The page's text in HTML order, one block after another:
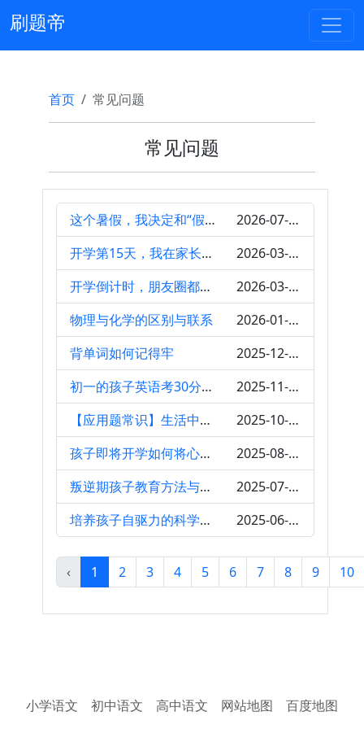
刷题帝
首页 常见问题
常见问题
这个暑假，我决定和“假努力”分手了
2026-07-12
开学第15天，我在家长群发了一段语音，结果半夜12点还有37个妈妈私聊我……
2026-03-15
开学倒计时，朋友圈都在哀嚎，我想说点不一样的
2026-03-04
物理与化学的区别与联系
2026-01-04
背单词如何记得牢
2025-12-01
初一的孩子英语考30分还有救吗？
2025-11-19
【应用题常识】生活中有趣的数字规律
2025-10-07
孩子即将开学如何将心态调整
2025-08-15
叛逆期孩子教育方法与策略
2025-07-03
培养孩子自驱力的科学方法
2025-06-23
‹ 1 2 3 4 5 6 7 8 9 10
小学语文 初中语文 高中语文 网站地图 百度地图